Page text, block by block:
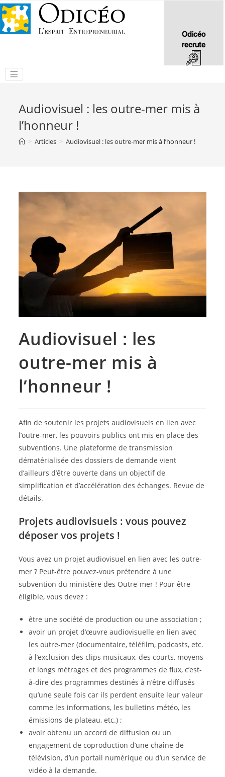
Odicéo
recrute
Audiovisuel : les outre-mer mis à
l’honneur !
> Articles > Audiovisuel : les outre-mer mis à l’honneur !
Audiovisuel : les
outre-mer mis à
l’honneur !
Afin de soutenir les projets audiovisuels en lien avec
l’outre-mer, les pouvoirs publics ont mis en place des
subventions. Une plateforme de transmission
dématérialisée des dossiers de demande vient
d’ailleurs d’être ouverte dans un objectif de
simplification et d’accélération des échanges. Revue de
détails.
Projets audiovisuels : vous pouvez
déposer vos projets !
Vous avez un projet audiovisuel en lien avec les outre-
mer ? Peut-être pouvez-vous prétendre à une
subvention du ministère des Outre-mer ! Pour être
éligible, vous devez :
être une société de production ou une association ;
avoir un projet d’œuvre audiovisuelle en lien avec
les outre-mer (documentaire, téléfilm, podcasts, etc.
à l’exclusion des clips musicaux, des courts, moyens
et longs métrages et des programmes de flux, c’est-
à-dire des programmes destinés à n’être diffusés
qu’une seule fois car ils perdent ensuite leur valeur
comme les informations, les bulletins météo, les
émissions de plateau, etc.) ;
avoir obtenu un accord de diffusion ou un
engagement de coproduction d’une chaîne de
télévision, d’un portail numérique ou d’un service de
vidéo à la demande.